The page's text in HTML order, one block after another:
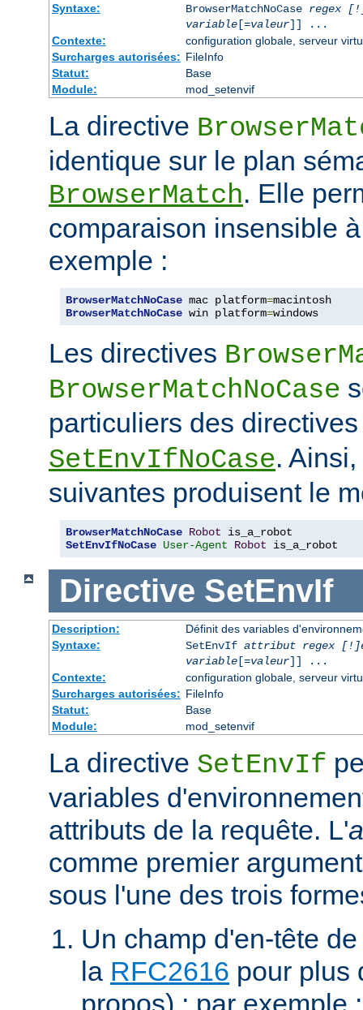
Syntaxe:
BrowserMatchNoCase regex
variable[=valeur]] ...
Contexte:
configuration globale, serveur
Surcharges autorisées: FileInfo
Statut:
Base
Module:
mod_setenvif
La directive
identique sur le plan
BrowserMatch. Elle
comparaison insensible
exemple :
BrowserMatchNoCase mac platform=
BrowserMatchNoCase win platform=windows
Les directives
BrowserMatchNoCase
particuliers des
SetEnvIfNoCase.
suivantes produisent le
BrowserMatchNoCase Robot
SetEnvIfNoCase User-Agent Robot is_a_robot
Directive SetEnvIf
Description:
Définit des variables
Syntaxe:
SetEnvIf attribut regex
variable[=valeur]] ...
Contexte:
configuration globale, serveur
Surcharges autorisées: FileInfo
Statut:
Base
Module:
mod_setenvif
La directive SetEnvIf
variables
attributs de la requête. L'
comme premier
sous l'une des trois
Un champ d'en-tête
la RFC2616 pour plus
propos) ; par exemple